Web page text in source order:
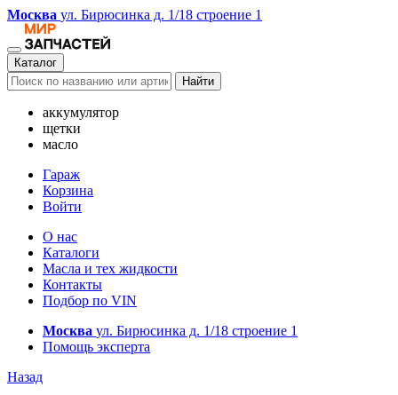
Москва ул. Бирюсинка д. 1/18 строение 1
Каталог
Найти
аккумулятор
щетки
масло
Гараж
Корзина
Войти
О нас
Каталоги
Масла и тех жидкости
Контакты
Подбор по VIN
Москва ул. Бирюсинка д. 1/18 строение 1
Помощь эксперта
Назад